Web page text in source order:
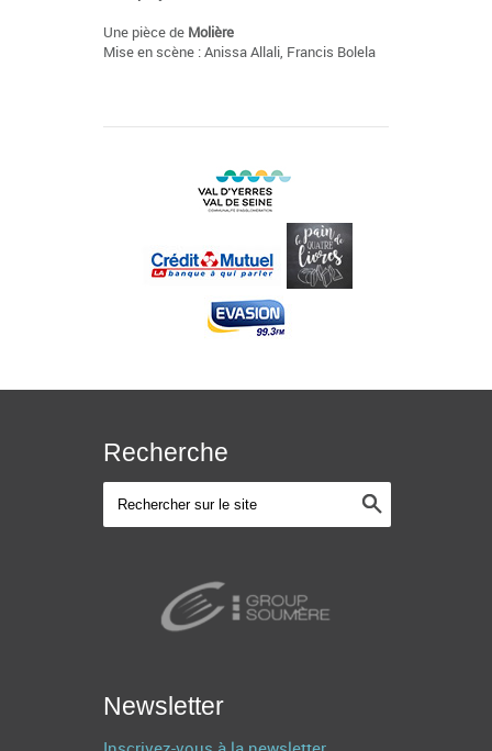
Une pièce de Molière
Mise en scène : Anissa Allali, Francis Bolela
Recherche
Newsletter